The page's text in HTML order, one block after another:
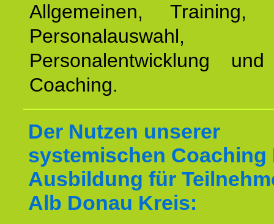
Allgemeinen, Training,
Personalauswahl,
Personalentwicklung
Coaching.
Der Nutzen unserer
systemischen Coaching
Ausbildung für
Alb Donau Kreis: